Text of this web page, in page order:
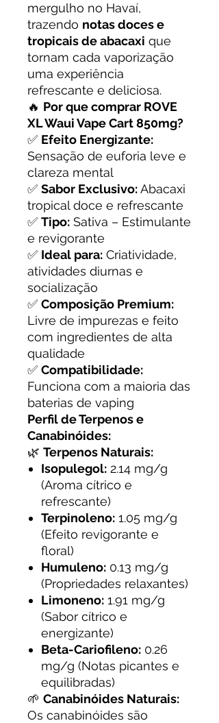
mergulho no Havaí,
trazendo notas doces e
tropicais de abacaxi que
tornam cada vaporização
uma experiência
refrescante e deliciosa.
🔥 Por que comprar ROVE
XL Waui Vape Cart 850mg?
✅ Efeito Energizante:
Sensação de euforia leve e
clareza mental
✅ Sabor Exclusivo:Abacaxi
tropical doce e refrescante
✅ Tipo: Sativa – Estimulante
e revigorante
✅ Ideal para: Criatividade,
atividades diurnas e
socialização
✅ Composição Premium:
Livre de impurezas e feito
com ingredientes de alta
qualidade
✅ Compatibilidade:
Funciona com a maioria das
baterias de vaping
Perfil de Terpenos e
Canabinóides:
🌿 Terpenos Naturais:
Isopulegol: 2.14 mg/g
(Aroma cítrico e
refrescante)
Terpinoleno: 1.05 mg/g
(Efeito revigorante e
floral)
Humuleno: 0.13 mg/g
(Propriedades relaxantes)
Limoneno: 1.91 mg/g
(Sabor cítrico e
energizante)
Beta-Cariofileno: 0.26
mg/g (Notas picantes e
equilibradas)
🌱 Canabinóides Naturais:
Os canabinóides são